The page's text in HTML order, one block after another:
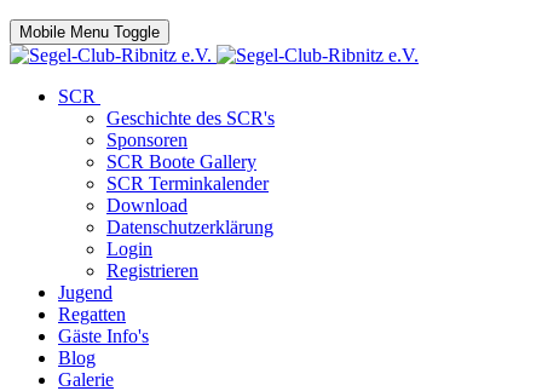
Mobile Menu Toggle
SCR
Geschichte des SCR's
Sponsoren
SCR Boote Gallery
SCR Terminkalender
Download
Datenschutzerklärung
Login
Registrieren
Jugend
Regatten
Gäste Info's
Blog
Galerie